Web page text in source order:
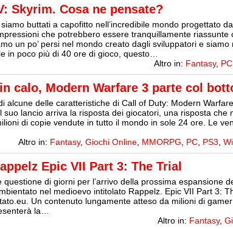
Skyrim. Cosa ne pensate?
buttati a capofitto nell’incredibile mondo progettato
che potrebbero essere tranquillamente riassunte
un po’ persi nel mondo creato dagli sviluppatori e siamo
in poco più di 40 ore di gioco, questo…
Altro in: Fantasy, PC
calo, Modern Warfare 3 parte col
alcune delle caratteristiche di Call of Duty: Modern
lancio arriva la risposta dei giocatori, una risposta che
di copie vendute in tutto il mondo in sole 24 ore. Le
Altro in: Fantasy, Giochi Online MMORPG PC PS3
Epic VII Part 3: The Trial
di giorni per l’arrivo della prossima espansione
nel medioevo intitolato Rappelz. Epic VII Part 3:
Un contenuto lungamente atteso da milioni di
la…
Altro in: Fantasy,